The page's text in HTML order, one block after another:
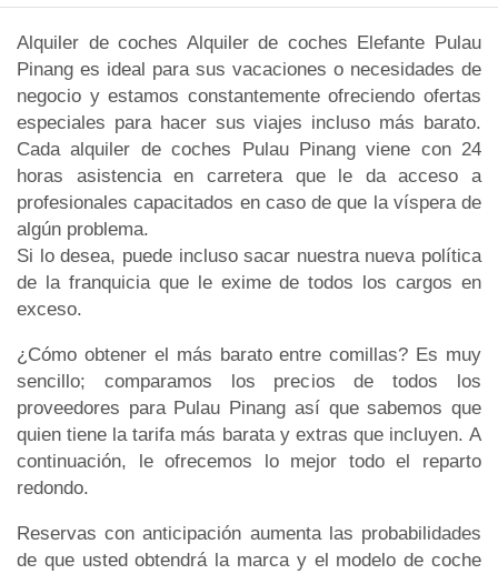
Alquiler de coches Alquiler de coches Elefante Pulau
Pinang es ideal para sus vacaciones o necesidades de
negocio y estamos constantemente ofreciendo ofertas
especiales para hacer sus viajes incluso más barato.
Cada alquiler de coches Pulau Pinang viene con 24
horas asistencia en carretera que le da acceso a
profesionales capacitados en caso de que la víspera de
algún problema.
Si lo desea, puede incluso sacar nuestra nueva política
de la franquicia que le exime de todos los cargos en
exceso.
¿Cómo obtener el más barato entre comillas? Es muy
sencillo; comparamos los precios de todos los
proveedores para Pulau Pinang así que sabemos que
quien tiene la tarifa más barata y extras que incluyen. A
continuación, le ofrecemos lo mejor todo el reparto
redondo.
Reservas con anticipación aumenta las probabilidades
de que usted obtendrá la marca y el modelo de coche